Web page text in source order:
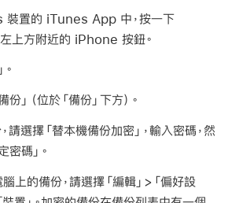
置的 iTunes App 中，按一下
上方附近的 iPhone 按鈕。
」（位於「備份」下方）。
請選擇「替本機備份加密」，輸入密碼，然
密碼」。
上的備份，請選擇「編輯」>「偏好設